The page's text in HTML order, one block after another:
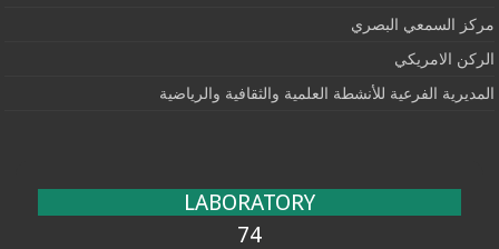
مركز السمعي البصري
الركن الامريكي
المديرية الفرعية للأنشطة العلمية والثقافية والرياضية
LABORATORY
74